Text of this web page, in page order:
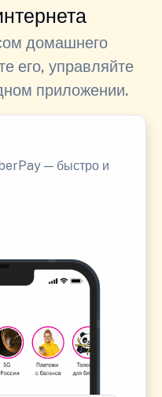
домашнего
его, управляйте
приложении.
— быстро и